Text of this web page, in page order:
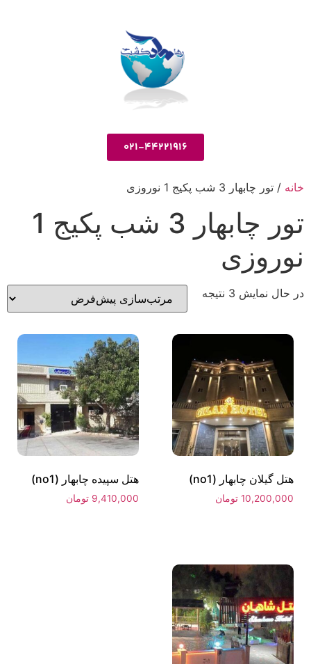
021-44221916
خانه / تور چابهار 3 شب پکیج 1 نوروزی
تور چابهار 3 شب پکیج 1
نوروزی
در حال نمایش 3 نتیجه
هتل گیلان چابهار (no1)
10,200,000 تومان
هتل سپیده چابهار (no1)
9,410,000 تومان